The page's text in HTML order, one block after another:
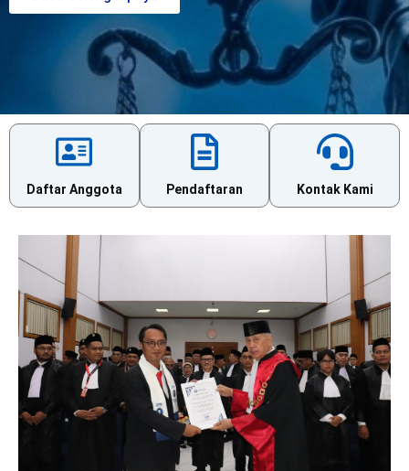
Daftar Anggota Pendaftaran Kontak Kami